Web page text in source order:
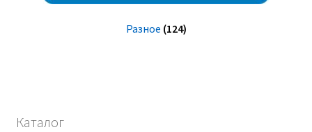
Разное (124)
Каталог